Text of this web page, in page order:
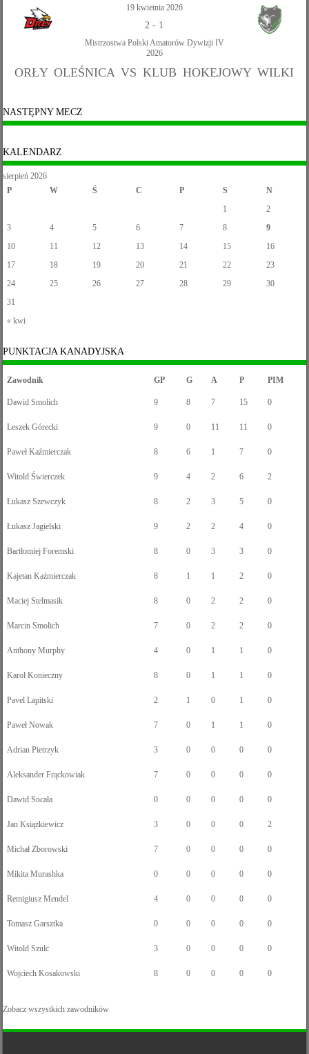
19 kwietnia 2026
2 - 1
Mistrzostwa Polski Amatorów Dywizji IV
2026
ORŁY OLEŚNICA VS KLUB HOKEJOWY WILKI
NASTĘPNY MECZ
KALENDARZ
sierpień 2026
P
W Ś C P S N
« kwi
1
2
3
4 5 6 7 8
9
10
11 12 13 14 15
16
17
18 19 20 21 22
23
24
25 26 27 28 29
30
31
PUNKTACJA KANADYJSKA
Zawodnik GP G A P PIM
Dawid Smolich 9 8 7 15 0
Leszek Górecki 9 0 11 11 0
Paweł Kaźmierczak 8 6 1 7 0
Witold Świerczek 9 4 2 6 2
Łukasz Szewczyk 8 2 3 5 0
Łukasz Jagielski 9 2 2 4 0
Bartłomiej Foremski 8 0 3 3 0
Kajetan Kaźmierczak 8 1 1 2 0
Maciej Stelmasik 8 0 2 2 0
Marcin Smolich 7 0 2 2 0
Anthony Murphy 4 0 1 1 0
Karol Konieczny 8 0 1 1 0
Pavel Lapitski 2 1 0 1 0
Paweł Nowak 7 0 1 1 0
Adrian Pietrzyk 3 0 0 0 0
Aleksander Frąckowiak 7 0 0 0 0
Dawid Socała 0 0 0 0 0
Jan Książkiewicz 3 0 0 0 2
Michał Zborowski 7 0 0 0 0
Mikita Murashka 0 0 0 0 0
Remigiusz Mendel 4 0 0 0 0
Tomasz Garsztka 0 0 0 0 0
Witold Szulc 3 0 0 0 0
Wojciech Kosakowski 8 0 0 0 0
Zobacz wszystkich zawodników